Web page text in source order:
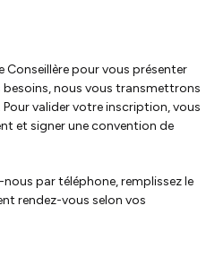
Conseillère pour vous présenter
nous vous transmettrons
valider votre inscription, vous
et signer une convention de
par téléphone, remplissez le
rendez-vous selon vos